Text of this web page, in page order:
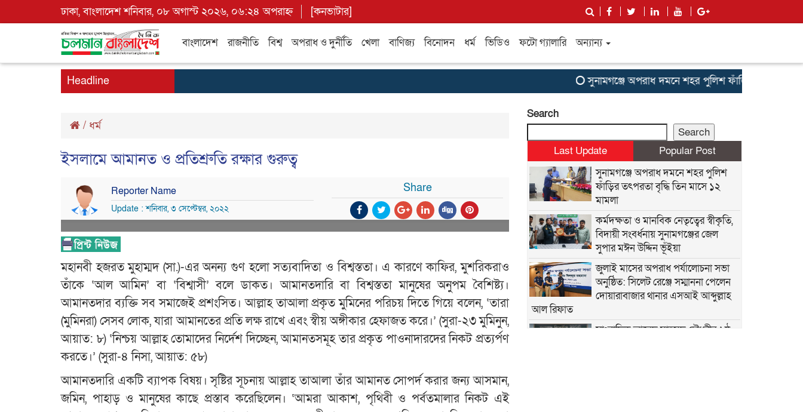
ঢাকা, বাংলাদেশ শনিবার, ০৮ অগাস্ট ২০২৬, ০৬:২৪ অপরাহ্ন [কনভাটার]
বাংলাদেশ রাজনীতি বিশ্ব অপরাধ ও দুর্নীতি খেলা বাণিজ্য বিনোদন ধর্ম ভিডিও ফটো গ্যালারি অন্যান্য
Headline সুনামগঞ্জে অপরাধ দমনে শহর পুলিশ ফাঁড়ির তৎপরতা বৃদ্ধি
/ ধর্ম
ইসলামে আমানত ও প্রতিশ্রুতি রক্ষার গুরুত্ব
Reporter Name
Update : শনিবার, ৩ সেপ্টেম্বর, ২০২২
Share
মহানবী হজরত মুহাম্মদ (সা.)-এর অনন্য গুণ হলো সত্যবাদিতা ও বিশ্বস্ততা। এ কারণে কাফির, মুশরিকরাও
তাঁকে ‘আল আমিন’ বা ‘বিশ্বাসী’ বলে ডাকত। আমানতদারি বা বিশ্বস্ততা মানুষের অনুপম বৈশিষ্ট্য।
আমানতদার ব্যক্তি সব সমাজেই প্রশংসিত। আল্লাহ তাআলা প্রকৃত মুমিনের পরিচয় দিতে গিয়ে বলেন, ‘তারা
(মুমিনরা) সেসব লোক, যারা আমানতের প্রতি লক্ষ রাখে এবং স্বীয় অঙ্গীকার হেফাজত করে।’ (সুরা-২৩ মুমিনুন,
আয়াত: ৮) ‘নিশ্চয় আল্লাহ তোমাদের নির্দেশ দিচ্ছেন, আমানতসমূহ তার প্রকৃত পাওনাদারদের নিকট প্রত্যর্পণ
করতে।’ (সুরা-৪ নিসা, আয়াত: ৫৮)
আমানতদারি একটি ব্যাপক বিষয়। সৃষ্টির সূচনায় আল্লাহ তাআলা তাঁর আমানত সোপর্দ করার জন্য আসমান,
জমিন, পাহাড় ও মানুষের কাছে প্রস্তাব করেছিলেন। ‘আমরা আকাশ, পৃথিবী ও পর্বতমালার নিকট এই
Search
Search
Last Update
Popular Post
সুনামগঞ্জে অপরাধ দমনে শহর পুলিশ
ফাঁড়ির তৎপরতা বৃদ্ধি তিন মাসে ১২
মামলা
কর্মদক্ষতা ও মানবিক নেতৃত্বের স্বীকৃতি,
বিদায়ী সংবর্ধনায় সুনামগঞ্জের জেল
সুপার মঈন উদ্দিন ভূঁইয়া
জুলাই মাসের অপরাধ পর্যালোচনা সভা
অনুষ্ঠিত: সিলেট রেঞ্জে সম্মাননা পেলেন
দোয়ারাবাজার থানার এসআই আব্দুল্লাহ
আল রিফাত
সাংবাদিক আবেদ মাহমুদ চৌধুরীর ৬ষ্ঠ